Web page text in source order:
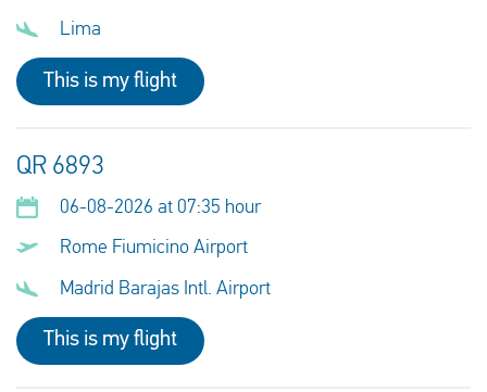
Lima
This is my flight
QR 6893
06-08-2026 at 07:35 hour
Rome Fiumicino Airport
Madrid Barajas Intl. Airport
This is my flight